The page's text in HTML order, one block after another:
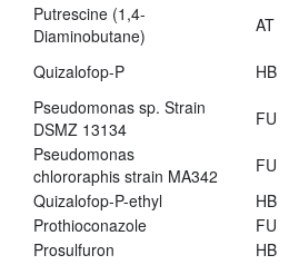
Putrescine (1,4-
Diaminobutane)
AT
Quizalofop-P
HB
Pseudomonas sp. Strain
DSMZ 13134
FU
Pseudomonas
chlororaphis strain MA342
FU
Quizalofop-P-ethyl
HB
Prothioconazole
FU
Prosulfuron
HB